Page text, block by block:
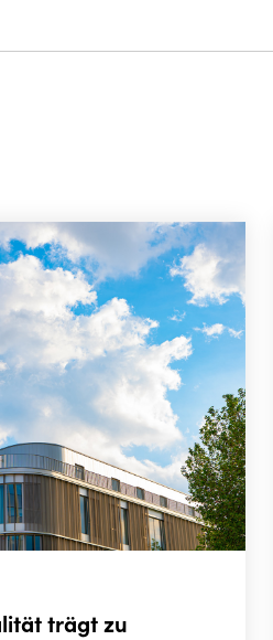
trägt zu